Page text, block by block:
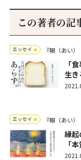
この著者の記
エッセイ 『眼（あい
「
生
エッセイ 『眼（あい
縁起
「